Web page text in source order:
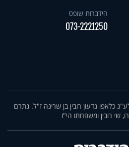
הידברות שופס
073-2221250
כלאפו גדעון רובין בן שרינה ז"ל. נתרם
שי רובין ומשפחתו הי"ו